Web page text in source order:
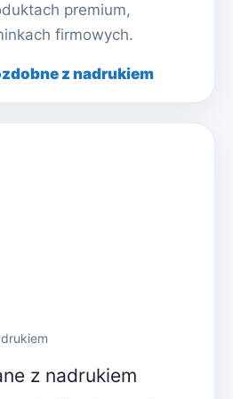
premium,
firmowych.
z nadrukiem
z nadrukiem